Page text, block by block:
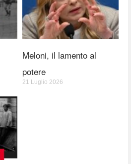
Meloni, il lamento al
potere
21 Luglio 2026